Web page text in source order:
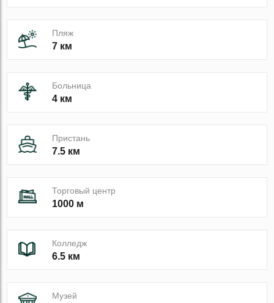
Пляж
7 км
Больница
4 км
Пристань
7.5 км
Торговый центр
1000 м
Колледж
6.5 км
Музей